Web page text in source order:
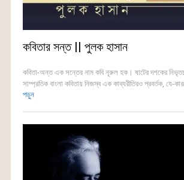
কবিতার সন্ত || পুলক হাসান
কবিতা-অন্ত এক সন্তের নাম কবি নূরুল হক। ষাটের দশকের
সাম্প্রতিক বাংলা কবিতায় নিজস্ব এক কাব্যরীতিরও প্রবর্তক, যে-
পড়ুন